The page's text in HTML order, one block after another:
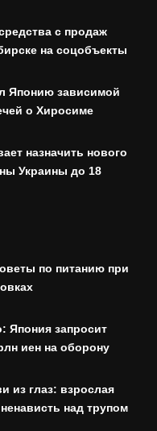
с продаж
на соцобъекты
Японию зависимой
о Хиросиме
назначить нового
Украины до 18
по питанию при
Япония запросит
иен на оборону
из глаз: взрослая
над трупом